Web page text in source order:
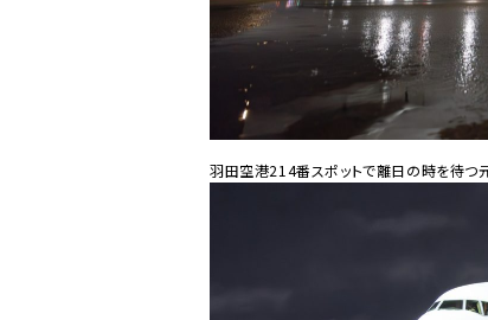
羽田空港214番スポットで離日の時を待つ